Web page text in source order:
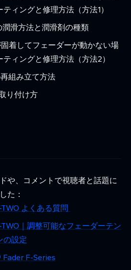
ィングと修理方法（方法1）
潤滑方法と潤滑剤の種類
着してフェーダーが動かない場
ィングと修理方法（方法2）
組み立て方法
り付け方
や、コメントで視聴者と話題に
た：
よくある質問
TWO｜調整可能なフェーダーテン
の設定
F-Series